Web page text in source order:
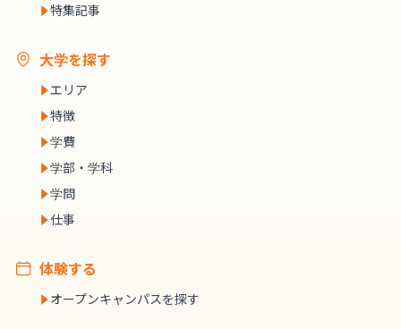
特集記事
大学を探す
エリア
特徴
学費
学部・学科
学問
仕事
体験する
オープンキャンパスを探す